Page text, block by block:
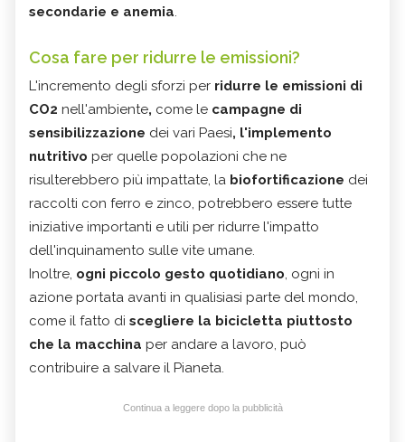
secondarie e anemia.
Cosa fare per ridurre le emissioni?
L'incremento degli sforzi per ridurre le emissioni di
CO2 nell'ambiente, come le campagne di
sensibilizzazione dei vari Paesi, l'implemento
nutritivo per quelle popolazioni che ne
risulterebbero più impattate, la biofortificazione dei
raccolti con ferro e zinco, potrebbero essere tutte
iniziative importanti e utili per ridurre l'impatto
dell'inquinamento sulle vite umane.
Inoltre, ogni piccolo gesto quotidiano, ogni in
azione portata avanti in qualisiasi parte del mondo,
come il fatto di scegliere la bicicletta piuttosto
che la macchina per andare a lavoro, può
contribuire a salvare il Pianeta.
Continua a leggere dopo la pubblicità